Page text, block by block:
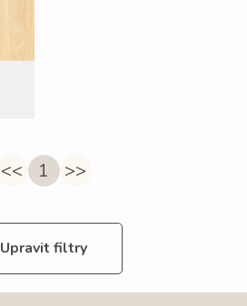
<< 1 >>
Upravit filtry